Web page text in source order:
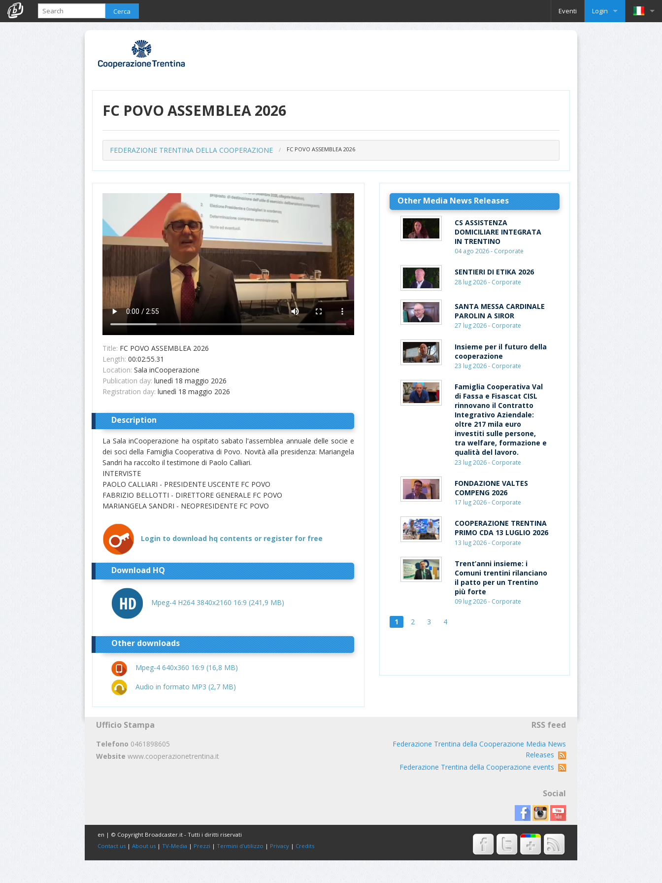
Cerca Eventi Login
FC POVO ASSEMBLEA 2026
FEDERAZIONE TRENTINA DELLA COOPERAZIONE FC POVO ASSEMBLEA 2026
Title: FC POVO ASSEMBLEA 2026
Length: 00:02:55.31
Location: Sala inCooperazione
Publication day: lunedì 18 maggio 2026
Registration day: lunedì 18 maggio 2026
Description
La Sala inCooperazione ha ospitato sabato l'assemblea annuale delle socie e
dei soci della Famiglia Cooperativa di Povo. Novità alla presidenza: Mariangela
Sandri ha raccolto il testimone di Paolo Calliari.
INTERVISTE
PAOLO CALLIARI - PRESIDENTE USCENTE FC POVO
FABRIZIO BELLOTTI - DIRETTORE GENERALE FC POVO
MARIANGELA SANDRI - NEOPRESIDENTE FC POVO
Login to download hq contents or register for free
Download HQ
Mpeg-4 H264 3840x2160 16:9 (241,9 MB)
Other downloads
Mpeg-4 640x360 16:9 (16,8 MB)
Audio in formato MP3 (2,7 MB)
Other Media News Releases
CS ASSISTENZA
DOMICILIARE INTEGRATA
IN TRENTINO
04 ago 2026 - Corporate
SENTIERI DI ETIKA 2026
28 lug 2026 - Corporate
SANTA MESSA CARDINALE
PAROLIN A SIROR
27 lug 2026 - Corporate
Insieme per il futuro della
cooperazione
23 lug 2026 - Corporate
Famiglia Cooperativa Val
di Fassa e Fisascat CISL
rinnovano il Contratto
Integrativo Aziendale:
oltre 217 mila euro
investiti sulle persone,
tra welfare, formazione e
qualità del lavoro.
23 lug 2026 - Corporate
FONDAZIONE VALTES
COMPENG 2026
17 lug 2026 - Corporate
COOPERAZIONE TRENTINA
PRIMO CDA 13 LUGLIO 2026
13 lug 2026 - Corporate
Trent’anni insieme: i
Comuni trentini rilanciano
il patto per un Trentino
più forte
09 lug 2026 - Corporate
1 2 3 4
Ufficio Stampa
Telefono 0461898605
Website www.cooperazionetrentina.it
RSS feed
Federazione Trentina della Cooperazione Media News
Releases
Federazione Trentina della Cooperazione events
Social
en | © Copyright Broadcaster.it - Tutti i diritti riservati
Contact us |About us |TV-Media | Prezzi |Termini d'utilizzo | Privacy | Credits